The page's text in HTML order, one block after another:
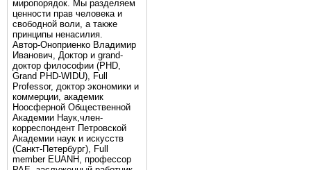
миропорядок. Мы разделяем
ценности прав человека и
свободной воли, а также
принципы ненасилия.
Автор-Оноприенко Владимир
Иванович, Доктор и grand-
доктор философии (PHD,
Grand PHD-WIDU), Full
Professor, доктор экономики и
коммерции, академик
Ноосферной Общественной
Академии Наук,член-
корреспондент Петровской
Академии наук и искусств
(Санкт-Петербург), Full
member EUANH, профессор